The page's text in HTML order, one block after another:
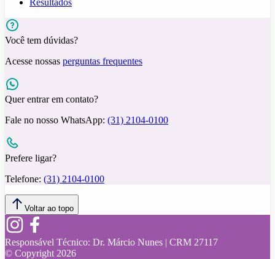
Resultados
Você tem dúvidas?
Acesse nossas perguntas frequentes
Quer entrar em contato?
Fale no nosso WhatsApp: (31) 2104-0100
Prefere ligar?
Telefone: (31) 2104-0100
Voltar ao topo
Responsável Técnico: Dr. Márcio Nunes | CRM 27117
© Copyright 2026